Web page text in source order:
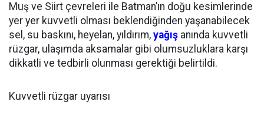
Muş ve Siirt çevreleri ile Batman’ın doğu kesimlerinde
yer yer kuvvetli olması beklendiğinden yaşanabilecek
sel, su baskını, heyelan, yıldırım, yağış anında kuvvetli
rüzgar, ulaşımda aksamalar gibi olumsuzluklara karşı
dikkatli ve tedbirli olunması gerektiği belirtildi.
Kuvvetli rüzgar uyarısı